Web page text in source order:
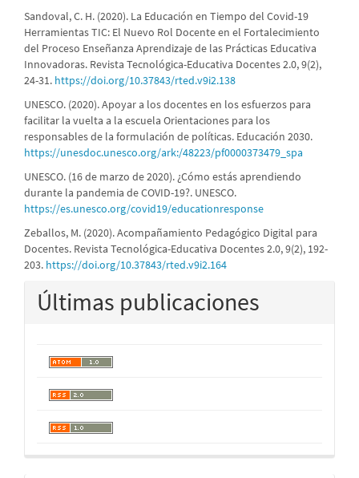
Sandoval, C. H. (2020). La Educación en Tiempo del Covid-19
Herramientas TIC: El Nuevo Rol Docente en el Fortalecimiento
del Proceso Enseñanza Aprendizaje de las Prácticas Educativa
Innovadoras. Revista Tecnológica-Educativa Docentes 2.0, 9(2),
24-31. https://doi.org/10.37843/rted.v9i2.138
UNESCO. (2020). Apoyar a los docentes en los esfuerzos para
facilitar la vuelta a la escuela Orientaciones para los
responsables de la formulación de políticas. Educación 2030.
https://unesdoc.unesco.org/ark:/48223/pf0000373479_spa
UNESCO. (16 de marzo de 2020). ¿Cómo estás aprendiendo
durante la pandemia de COVID-19?. UNESCO.
https://es.unesco.org/covid19/educationresponse
Zeballos, M. (2020). Acompañamiento Pedagógico Digital para
Docentes. Revista Tecnológica-Educativa Docentes 2.0, 9(2), 192-
203. https://doi.org/10.37843/rted.v9i2.164
Últimas publicaciones